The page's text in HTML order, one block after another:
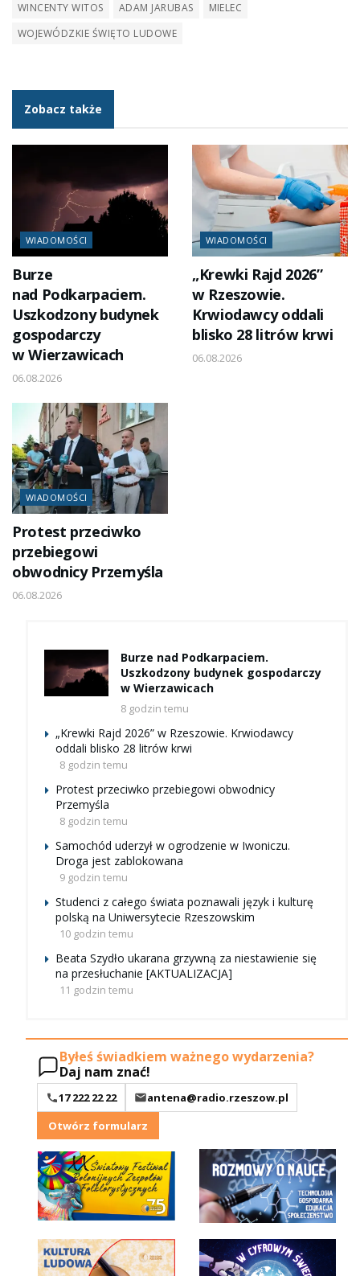
WINCENTY WITOS
ADAM JARUBAS
MIELEC
WOJEWÓDZKIE ŚWIĘTO LUDOWE
Zobacz także
WIADOMOŚCI
Burze
nad Podkarpaciem.
Uszkodzony budynek
gospodarczy
w Wierzawicach
06.08.2026
WIADOMOŚCI
„Krewki Rajd 2026”
w Rzeszowie.
Krwiodawcy oddali
blisko 28 litrów krwi
06.08.2026
WIADOMOŚCI
Protest przeciwko
przebiegowi
obwodnicy Przemyśla
06.08.2026
Burze nad Podkarpaciem.
Uszkodzony budynek gospodarczy
w Wierzawicach
8 godzin temu
„Krewki Rajd 2026” w Rzeszowie. Krwiodawcy
oddali blisko 28 litrów krwi
8 godzin temu
Protest przeciwko przebiegowi obwodnicy
Przemyśla
8 godzin temu
Samochód uderzył w ogrodzenie w Iwoniczu.
Droga jest zablokowana
9 godzin temu
Studenci z całego świata poznawali język i kulturę
polską na Uniwersytecie Rzeszowskim
10 godzin temu
Beata Szydło ukarana grzywną za niestawienie się
na przesłuchanie [AKTUALIZACJA]
11 godzin temu
Byłeś świadkiem ważnego wydarzenia?
Daj nam znać!
17 222 22 22
antena@radio.rzeszow.pl
Otwórz formularz